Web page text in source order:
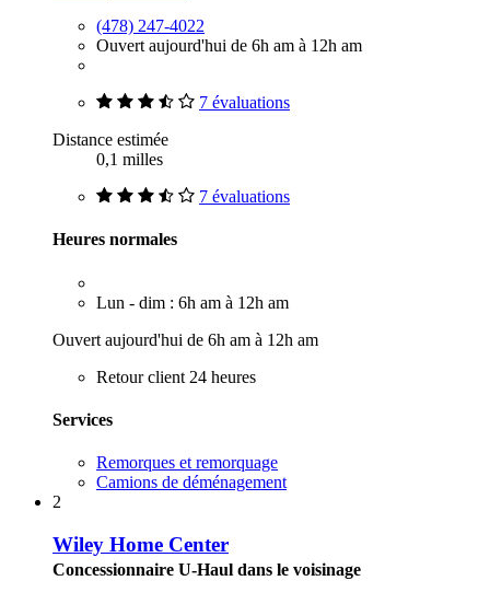
(478) 247-4022
Ouvert aujourd'hui de 6h am à 12h am
7 évaluations
Distance estimée
0,1 milles
7 évaluations
Heures normales
Lun - dim : 6h am à 12h am
Ouvert aujourd'hui de 6h am à 12h am
Retour client 24 heures
Services
Remorques et remorquage
Camions de déménagement
2
Wiley Home Center
Concessionnaire U-Haul dans le voisinage